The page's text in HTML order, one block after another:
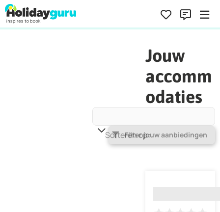
Jouw
accomm
odaties
Filter jouw aanbiedingen
Sorteren op Populariteit